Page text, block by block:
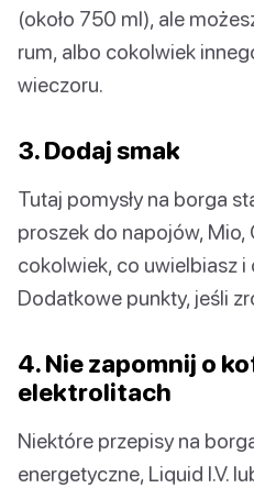
(około 750 ml), ale
rum, albo cokolwiek
wieczoru.
3. Dodaj smak
Tutaj pomysły na borga
proszek do napojów, Mio,
cokolwiek, co uwielbiasz i
Dodatkowe punkty, jeśli
4. Nie zapomnij o
elektrolitach
Niektóre przepisy na
energetyczne, Liquid I.V.